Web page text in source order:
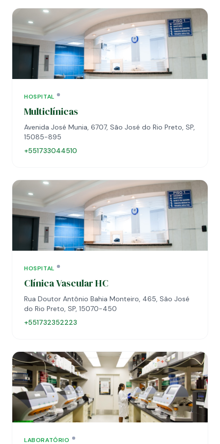
HOSPITAL
Multiclínicas
Avenida José Munia, 6707, São José do Rio Preto, SP,
15085-895
+551733044510
HOSPITAL
Clínica Vascular HC
Rua Doutor Antônio Bahia Monteiro, 465, São José
do Rio Preto, SP, 15070-450
+551732352223
LABORATÓRIO